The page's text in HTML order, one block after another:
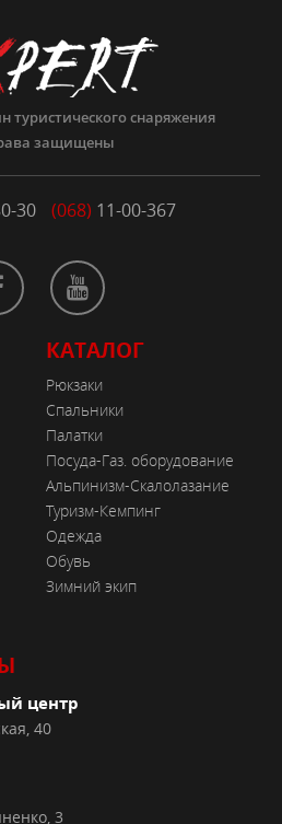
туристического снаряжения
защищены
30 (068) 11-00-367
КАТАЛОГ
Рюкзаки
Спальники
Палатки
Посуда-Газ. оборудование
Альпинизм-Скалолазание
Туризм-Кемпинг
Одежда
Обувь
Зимний экип
центр
40
3